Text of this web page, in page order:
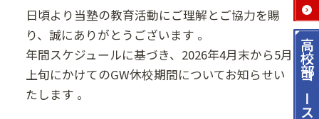
高校部
コース
日頃より当塾の教育活動にご理解とご協力を賜
り、誠にありがとうございます 。
年間スケジュールに基づき、2026年4月末から5月
上旬にかけてのGW休校期間についてお知らせい
たします 。